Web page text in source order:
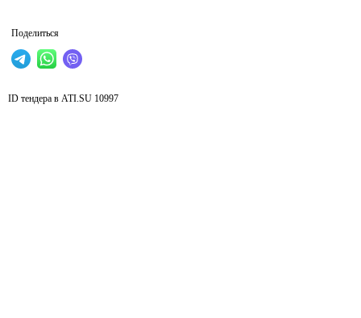
Поделиться
ID тендера в ATI.SU 10997